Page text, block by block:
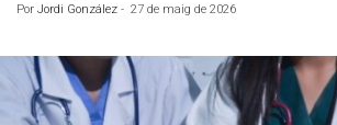
Por Jordi González - 27 de maig de 2026